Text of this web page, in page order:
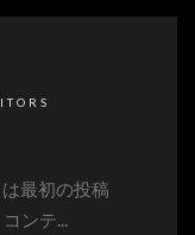
最初の投稿
ンテ...